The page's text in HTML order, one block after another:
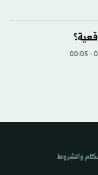
والشروط